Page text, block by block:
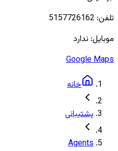
تلفن: 5157726162
موبایل: ندارد
Google Maps
خانه
پشتیبانی
Agents